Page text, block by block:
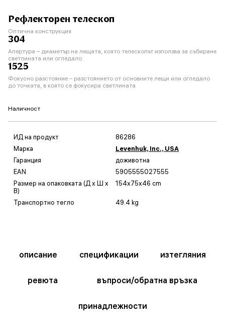
Рефлекторен телескоп
Оптична конструкция
304
Апертура – диаметър на лещата, която телескопът използва за събиране
светлината или огледало
1525
Фокусно разстояние – разстоянието от основните лещи или огледало
до точката, в която се фокусира светлината
Наличност
ИД на продукт
86286
Марка
Levenhuk, Inc., USA
Гаранция
доживотна
EAN
5905555027555
Размер на опаковката (Д x Ш x
В)
154x75x46 cm
Транспортно тегло 49.4 kg
описание спецификации изтегляния
ревюта въпроси/обратна връзка
принадлежности